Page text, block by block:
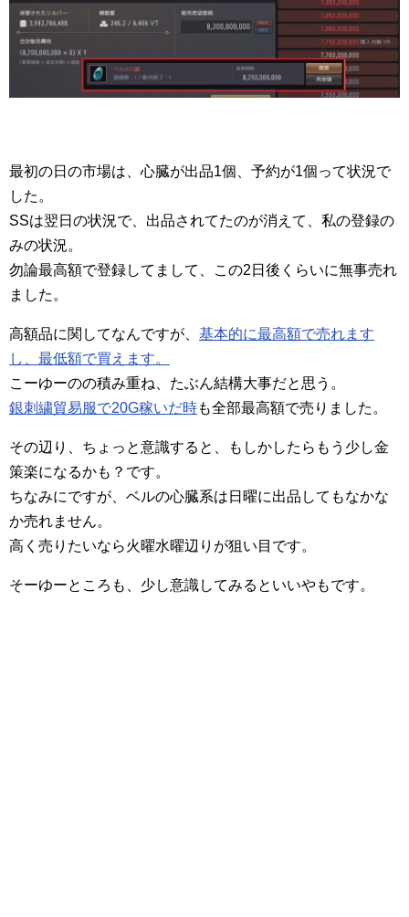
最初の日の市場は、心臓が出品1個、予約が1個って状況で
した。
SSは翌日の状況で、出品されてたのが消えて、私の登録の
みの状況。
勿論最高額で登録してまして、この2日後くらいに無事売れ
ました。
高額品に関してなんですが、 基本的に最高額で売れます
し、最低額で買えます。
こーゆーのの積み重ね、たぶん結構大事だと思う。
銀刺繍貿易服で20G稼いだ時も全部最高額で売りました。
その辺り、ちょっと意識すると、もしかしたらもう少し金
策楽になるかも？です。
ちなみにですが、ベルの心臓系は日曜に出品してもなかな
か売れません。
高く売りたいなら火曜水曜辺りが狙い目です。
そーゆーところも、少し意識してみるといいやもです。